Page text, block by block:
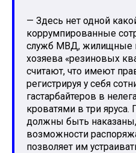
— Здесь нет одной
коррумпированные
служб МВД, жилищные
хозяева «резиновых
считают, что имеют
регистрируя у себя
гастарбайтеров в
кроватями в три яруса.
должны быть
возможности
позволяет им